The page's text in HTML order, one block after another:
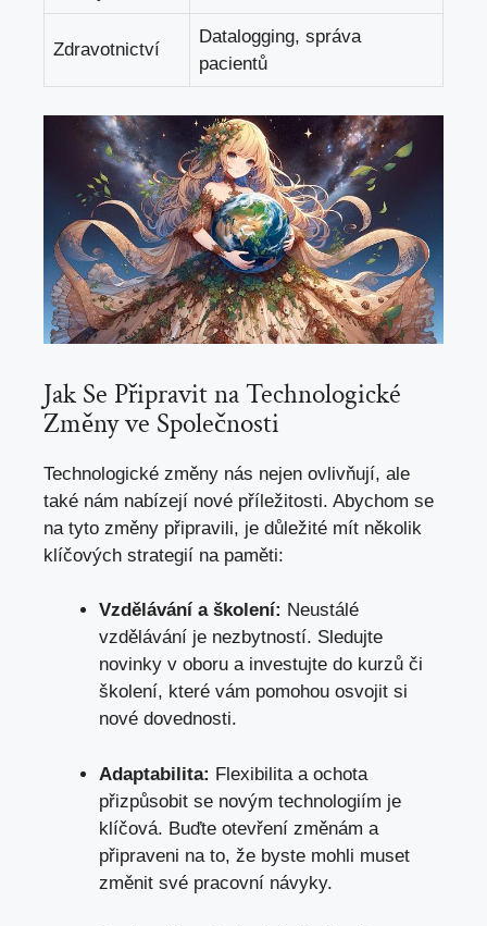
Zdravotnictví
Datalogging, správa
pacientů
Jak Se Připravit na Technologické
Změny ve Společnosti
Technologické změny nás nejen ovlivňují, ale
také nám nabízejí nové příležitosti. Abychom se
na tyto změny připravili, je důležité mít několik
klíčových strategií na paměti:
Vzdělávání a školení: Neustálé
vzdělávání je nezbytností. Sledujte
novinky v oboru a investujte do kurzů či
školení, které vám pomohou osvojit si
nové dovednosti.
Adaptabilita: Flexibilita a ochota
přizpůsobit se novým technologiím je
klíčová. Buďte otevření změnám a
připraveni na to, že byste mohli muset
změnit své pracovní návyky.